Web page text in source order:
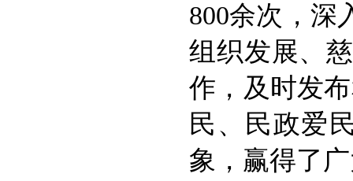
800余次，深
组织发展、
作，及时发
民、民政爱
象，赢得了